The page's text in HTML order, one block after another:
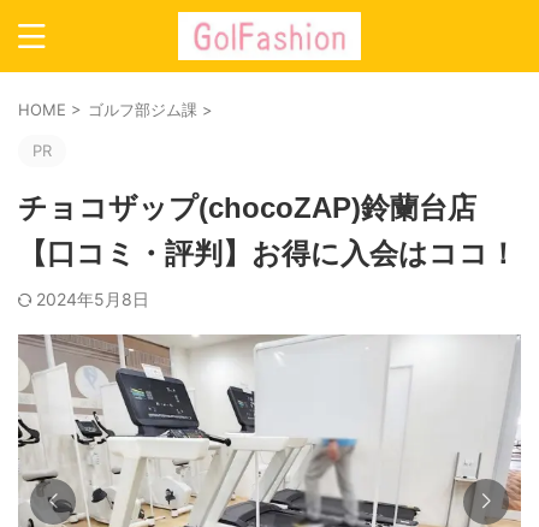
HOME > ゴルフ部ジム課 >
PR
チョコザップ(chocoZAP)鈴蘭台店
【口コミ・評判】お得に入会はココ！
2024年5月8日